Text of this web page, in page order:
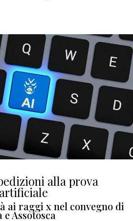
alla prova
ai raggi x nel convegno di
Assotosca